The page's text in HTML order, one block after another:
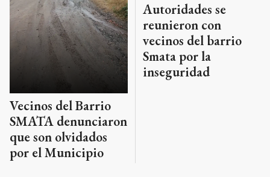
Vecinos del Barrio
SMATA denunciaron
que son olvidados
por el Municipio
Autoridades se
reunieron con
vecinos del barrio
Smata por la
inseguridad